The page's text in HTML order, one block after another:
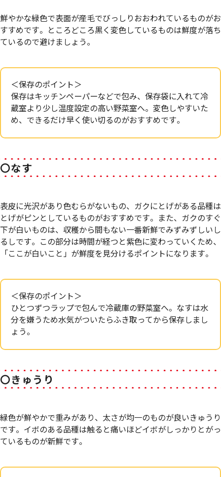
鮮やかな緑色で表面が産毛でびっしりおおわれているものがお
すすめです。ところどころ黒く変色しているものは鮮度が落ち
ているので避けましょう。
＜保存のポイント＞
保存はキッチンペーパーなどで包み、保存袋に入れて冷
蔵室より少し温度設定の高い野菜室へ。変色しやすいた
め、できるだけ早く使い切るのがおすすめです。
〇なす
表皮に光沢があり色むらがないもの、ガクにとげがある品種は
とげがピンとしているものがおすすめです。また、ガクのすぐ
下が白いものは、収穫から間もない一番新鮮でみずみずしいし
るしです。この部分は時間が経つと紫色に変わっていくため、
「ここが白いこと」が鮮度を見分けるポイントになります。
＜保存のポイント＞
ひとつずつラップで包んで冷蔵庫の野菜室へ。なすは水
分を嫌うため水気がついたらふき取ってから保存しまし
ょう。
〇きゅうり
緑色が鮮やかで重みがあり、太さが均一のものが良いきゅうり
です。イボのある品種は触ると痛いほどイボがしっかりとがっ
ているものが新鮮です。